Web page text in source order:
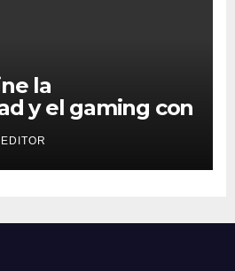
la
y el gaming con
Duo
EDITOR